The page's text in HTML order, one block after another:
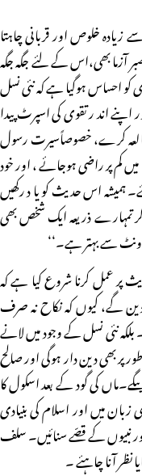
خلوص اور قربانی چاہتا
آزما بھی،اس کے لئے جگہ جگہ
کو احساس ہوگیا ہے کہ نئی نسل
اند ر تقوی کی اسپرٹ پیدا
کرے، خصوصاًسیرت رسول
کم پر راضی ہوجائے ، اور خود
ہمیشہ اس حدیث کو یا د رکھیں
تمہارے ذریعہ ایک شخص بھی
سے بہتر ہے۔‘‘
پر عمل کرنا شروع کیا ہے کہ
گے، کیوں کہ نکاح نہ صرف
نئی نسل کے وجود میں لانے
پر بھی دین دار ہوگی اور صالح
کی گود کے بعد اسکول کا
زبان میں اور اسلام کی بنیادی
نبیوں کے قصّے سنائیں۔ سلف
نظر آنا چاہئے ۔